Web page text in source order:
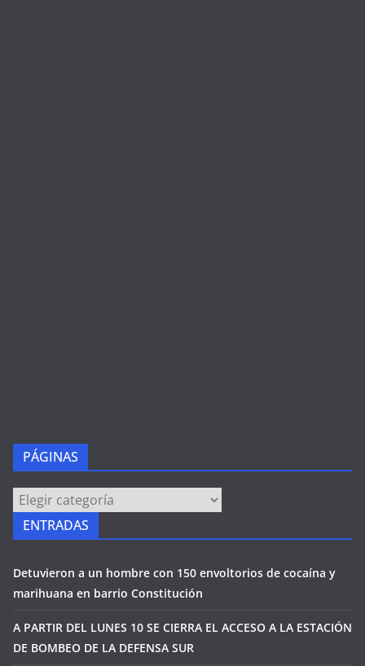
PÁGINAS
PÁGINAS
ENTRADAS
Detuvieron a un hombre con 150 envoltorios de cocaína y
marihuana en barrio Constitución
A PARTIR DEL LUNES 10 SE CIERRA EL ACCESO A LA ESTACIÓN
DE BOMBEO DE LA DEFENSA SUR